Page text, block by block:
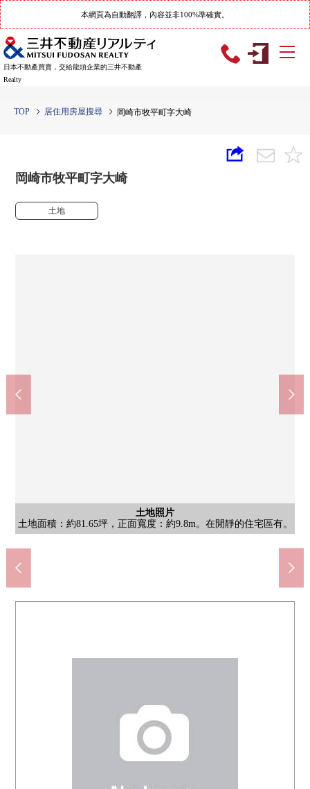
本網頁為自動翻譯，內容並非100%準確實。
日本不動產買賣，交給龍頭企業的三井不動產
Realty
TOP 居住用房屋搜尋 岡崎市牧平町字大崎
岡崎市牧平町字大崎
土地
土地照片
土地面積：約81.65坪，正面寬度：約9.8m。在閒靜的住宅區有。
土地照片
土地面積：約81.65坪，正面寬度：約9.8m。在閒靜的住宅區有。
土地照片
土地面積：約81.65坪，正面寬度：約9.8m。在閒靜的住宅區有。
土地照片
土地面積：約81.65坪，正面寬度：約9.8m。在閒靜的住宅區有。
土地照片
土地面積：約81.65坪，正面寬度：約9.8m。在閒靜的住宅區有。
土地照片
土地面積：約81.65坪，正面寬度：約9.8m。在閒靜的住宅區有。
土地照片
土地面積：約81.65坪，正面寬度：約9.8m。在閒靜的住宅區有。
土地照片
土地面積：約81.65坪，正面寬度：約9.8m。在閒靜的住宅區有。
含有前面道路的外觀
土地面積：約81.65坪，正面寬度：約9.8m。在閒靜的住宅區有。
含有前面道路的外觀
土地面積：約81.65坪，正面寬度：約9.8m。在閒靜的住宅區有。
土地照片
土地面積：約81.65坪，正面寬度：約9.8m。在閒靜的住宅區有。
土地照片
土地面積：約81.65坪，正面寬度：約9.8m。在閒靜的住宅區有。
土地照片
土地面積：約81.65坪，正面寬度：約9.8m。在閒靜的住宅區有。
岡崎市額田分所(約1100m)
MINISTOP岡崎牧平町商店(約1510m)
步行19分鐘。
額田郵局(約1500m)
步行19分鐘。